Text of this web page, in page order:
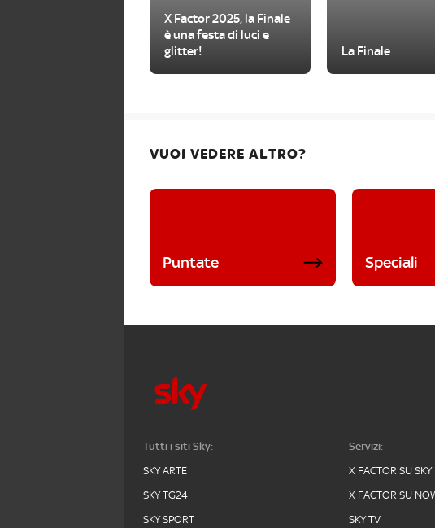
X Factor 2025, la Finale
è una festa di luci e
glitter!
La Finale
VUOI VEDERE ALTRO?
Puntate Speciali
Tutti i siti Sky:
SKY ARTE
SKY TG24
SKY SPORT
Servizi:
X FACTOR SU SKY
X FACTOR SU
SKY TV